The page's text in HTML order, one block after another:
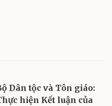
Dân tộc và Tôn giáo:
hiện Kết luận của